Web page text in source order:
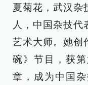
夏菊花，武汉杂
人，中国杂技代
艺术大师。她创
碗》节目，获
章，成为中国